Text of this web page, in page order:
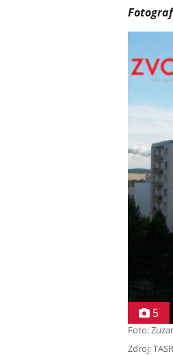
5
Foto:
Zdroj: TASR